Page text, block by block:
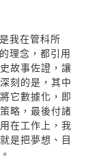
我在管科所
理念，都引用
故事佐證，讓
刻的是，其中
它數據化，即
略，最後付諸
在工作上，我
是把夢想、目